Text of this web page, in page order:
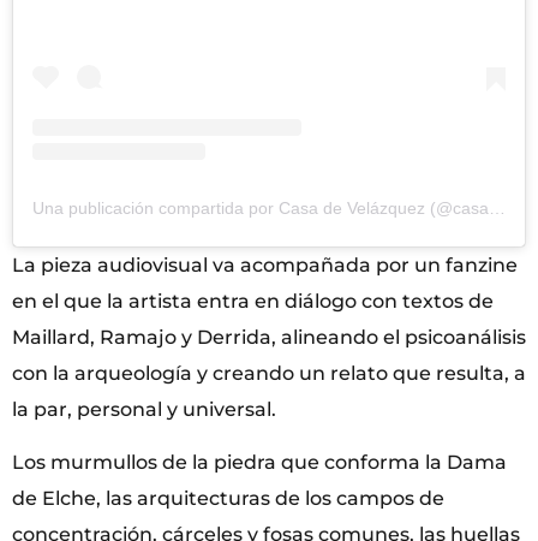
La pieza audiovisual va acompañada por un fanzine
en el que la artista entra en diálogo con textos de
Maillard, Ramajo y Derrida, alineando el psicoanálisis
con la arqueología y creando un relato que resulta, a
la par, personal y universal.
Los murmullos de la piedra que conforma la Dama
de Elche, las arquitecturas de los campos de
concentración, cárceles y fosas comunes, las huellas